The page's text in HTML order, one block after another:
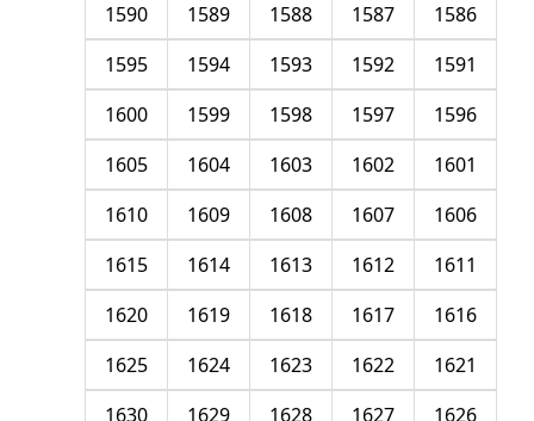
1586
1587
1588
1589
1590
1591
1592
1593
1594
1595
1596
1597
1598
1599
1600
1601
1602
1603
1604
1605
1606
1607
1608
1609
1610
1611
1612
1613
1614
1615
1616
1617
1618
1619
1620
1621
1622
1623
1624
1625
1626
1627
1628
1629
1630